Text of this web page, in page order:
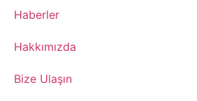
​Haberler
​Hakkımızda
Bize Ulaşın